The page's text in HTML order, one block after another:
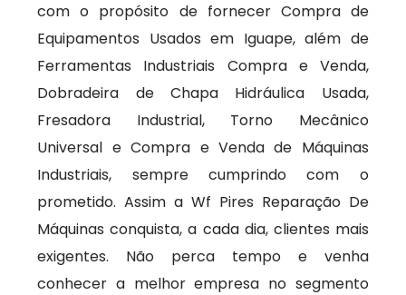
com o propósito de fornecer Compra de
Equipamentos Usados em Iguape, além de
Ferramentas Industriais Compra e Venda,
Dobradeira de Chapa Hidráulica Usada,
Fresadora Industrial, Torno Mecânico
Universal e Compra e Venda de Máquinas
Industriais, sempre cumprindo com o
prometido. Assim a Wf Pires Reparação De
Máquinas conquista, a cada dia, clientes mais
exigentes. Não perca tempo e venha
conhecer a melhor empresa no segmento